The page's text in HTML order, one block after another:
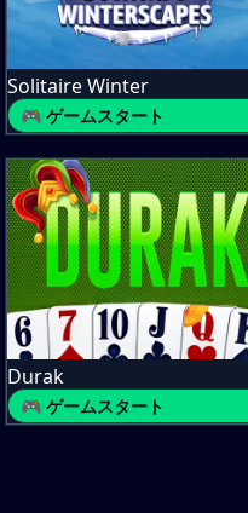
Solitaire Winter
🎮 ゲームスタート
Durak
🎮 ゲームスタート